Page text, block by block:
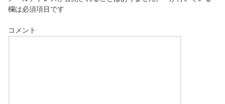
欄は必須項目です
コメント